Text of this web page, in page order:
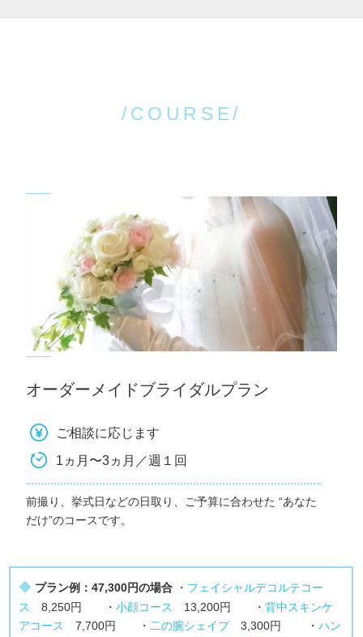
/COURSE/
オーダーメイドブライダルプラン
ご相談に応じます
1ヵ月〜3ヵ月／週１回
前撮り、挙式日などの日取り、ご予算に合わせた “あなた
だけ”のコースです。
◆ プラン例：47,300円の場合 ・ フェイシャルデコルテコー
ス
8,250円 ・小顔コース 13,200円 ・背中スキンケ
アコース
7,700円 ・二の腕シェイプ3,300円 ・ハン